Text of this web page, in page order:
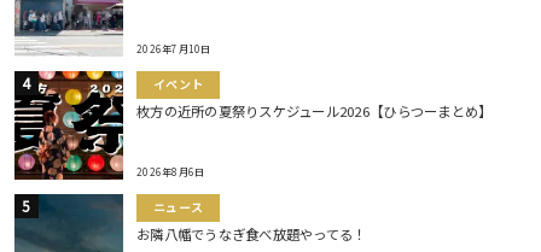
2026年7月10日
イベント
枚方の近所の夏祭りスケジュール2026【ひらつーまとめ】
2026年8月6日
ニュース
お隣八幡でうなぎ食べ放題やってる！